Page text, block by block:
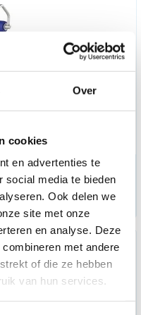
Over
cookies
en advertenties te
social media te bieden
Ook delen we
site met onze
en analyse. Deze
met andere
of die ze hebben
van hun services.
Buik-Rug